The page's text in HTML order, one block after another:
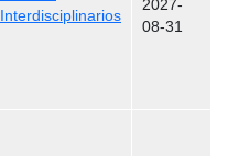
Interdisciplinarios
2027-
08-31